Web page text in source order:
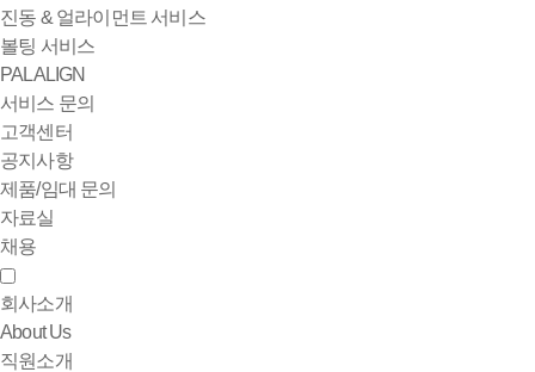
진동 & 얼라이먼트 서비스
볼팅 서비스
PALALIGN
서비스 문의
고객센터
공지사항
제품/임대 문의
자료실
채용
회사소개
About Us
직원소개